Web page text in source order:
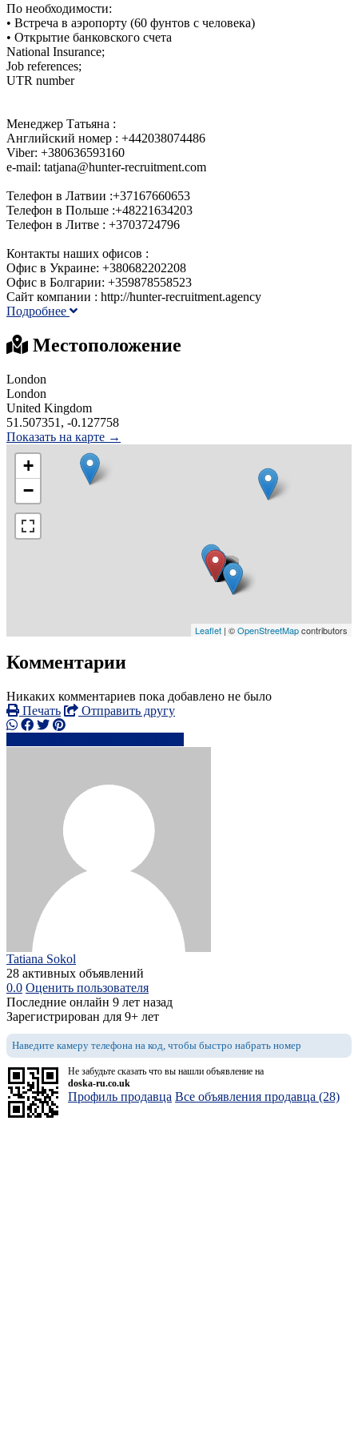
По необходимости:
• Встреча в аэропорту (60 фунтов с человека)
• Открытие банковского счета
National Insurance;
Job references;
UTR number
Менеджер Татьяна :
Английский номер : +442038074486
Viber: +380636593160
e-mail: tatjana@hunter-recruitment.com
Телефон в Латвии :+37167660653
Телефон в Польше :+48221634203
Телефон в Литве : +3703724796
Контакты наших офисов :
Офис в Украине: +380682202208
Офис в Болгарии: +359878558523
Сайт компании : http://hunter-recruitment.agency
Подробнее
Местоположение
London
London
United Kingdom
51.507351, -0.127758
Показать на карте →
+
−
Leaflet | ©OpenStreetMapcontributors
Комментарии
Никаких комментариев пока добавлено не было
Печать
Отправить другу
Tatiana Sokol
28 активных объявлений
0.0 Оценить пользователя
Последние онлайн 9 лет назад
Зарегистрирован для 9+ лет
Наведите камеру телефона на код, чтобы быстро набрать номер
Не забудьте сказать что вы нашли объявление на
doska-ru.co.uk
Профиль продавца Все объявления продавца (28)